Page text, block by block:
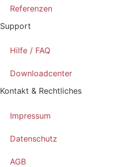
Referenzen
Support
Hilfe / FAQ
Downloadcenter
Kontakt & Rechtliches
Impressum
Datenschutz
AGB